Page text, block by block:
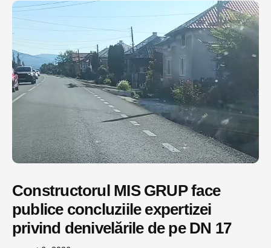
Constructorul MIS GRUP face
publice concluziile expertizei
privind denivelările de pe DN 17